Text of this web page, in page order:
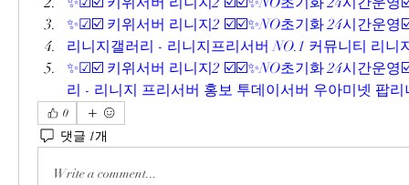
✨☑☑️ 키위서버 리니지2 ☑️☑️✨NO초기화 24시간운영
리니지갤러리 - 리니지프리서버 NO.1 커뮤니티 리니
✨☑☑️ 키위서버 리니지2 ☑️☑️✨NO초기화 24시간운영
리 - 리니지 프리서버 홍보 투데이서버 우아미넷 팝리
0
댓글 1개
Write a comment...